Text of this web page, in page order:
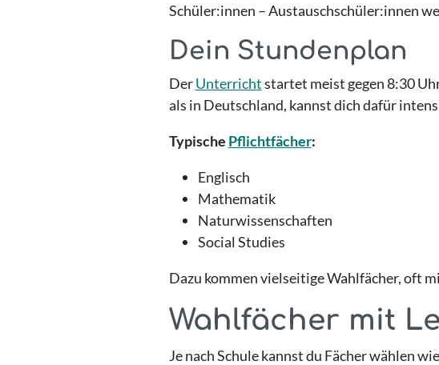
Schüler:innen – Austauschschüler:innen
Dein Stundenplan
DerUnterrichtstartet meist gegen 8:30
als in Deutschland, kannst dich dafür
Typische Pflichtfächer:
Englisch
Mathematik
Naturwissenschaften
Social Studies
Dazu kommen vielseitige Wahlfächer, oft
Wahlfächer mit
Je nach Schule kannst du Fächer wählen